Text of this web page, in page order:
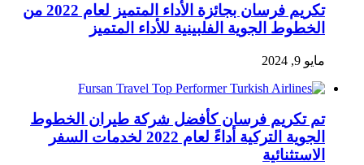
تكريم فرسان بجائزة الأداء المتميز لعام 2022 من
الخطوط الجوية الفلبينية للأداء المتميز
مايو 9, 2024
تم تكريم فرسان كأفضل شركة طيران الخطوط
الجوية التركية أداءً لعام 2022 لخدمات السفر
الاستثنائية